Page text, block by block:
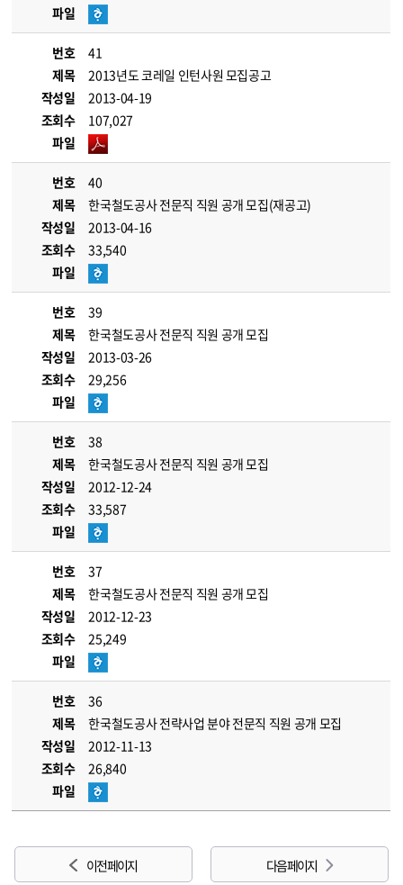
파일
번호
41
제목
2013년도 코레일 인턴사원 모집공고
작성일
2013-04-19
조회수
107,027
파일
번호
40
제목
한국철도공사 전문직 직원 공개 모집(재공고)
작성일
2013-04-16
조회수
33,540
파일
번호
39
제목
한국철도공사 전문직 직원 공개 모집
작성일
2013-03-26
조회수
29,256
파일
번호
38
제목
한국철도공사 전문직 직원 공개 모집
작성일
2012-12-24
조회수
33,587
파일
번호
37
제목
한국철도공사 전문직 직원 공개 모집
작성일
2012-12-23
조회수
25,249
파일
번호
36
제목
한국철도공사 전략사업 분야 전문직 직원 공개 모집
작성일
2012-11-13
조회수
26,840
파일
이전 페이지 다음 페이지